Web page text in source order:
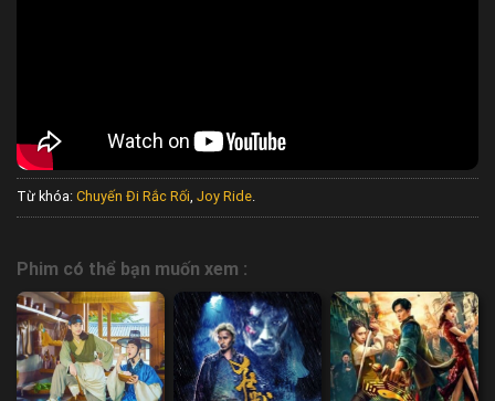
Từ khóa: Chuyến Đi Rắc Rối, Joy Ride.
Phim có thể bạn muốn xem :